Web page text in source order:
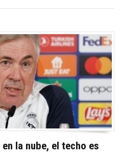
la nube, el techo es